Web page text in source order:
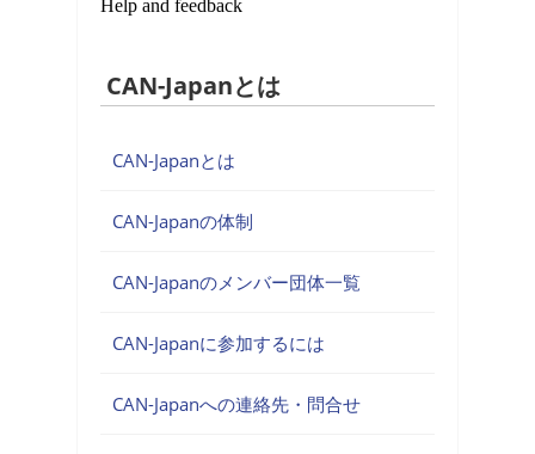
CAN-Japanとは
CAN-Japanとは
CAN-Japanの体制
CAN-Japanのメンバー団体一覧
CAN-Japanに参加するには
CAN-Japanへの連絡先・問合せ